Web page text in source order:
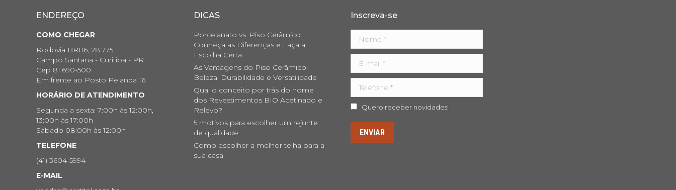
ENDEREÇO
COMO CHEGAR
Rodovia BR116, 28.775
Campo Santana - Curitiba - PR
Cep 81.690-500
Em frente ao Posto Pelanda 16.
HORÁRIO DE ATENDIMENTO
Segunda a sexta: 7:00h às 12:00h,
13:00h às 17:00h
Sábado 08:00h às 12:00h
TELEFONE
(41) 3604-5994
E-MAIL
DICAS
Porcelanato vs. Piso Cerâmico:
Conheça as Diferenças e Faça a
Escolha Certa
As Vantagens do Piso Cerâmico:
Beleza, Durabilidade e Versatilidade
Qual o conceito por trás do nome
dos Revestimentos BIO Acetinado e
Relevo?
5 motivos para escolher um rejunte
de qualidade
Como escolher a melhor telha para a
sua casa
Inscreva-se
Telefone *
Quero receber novidades!
ENVIAR